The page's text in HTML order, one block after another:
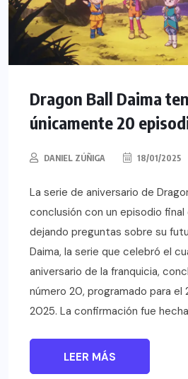
Dragon Ball Daima
únicamente 20
DANIEL ZÚÑIGA 18/01/2025
La serie de aniversario de
conclusión con un episodio
dejando preguntas sobre su
Daima, la serie que celebró el
aniversario de la franquicia,
número 20, programado para el
2025. La confirmación fue hecha
LEER MÁS